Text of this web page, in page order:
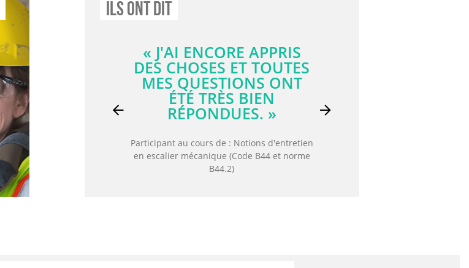
Ils Ont Dit
« L'ENSEIGNANT ÉTAIT
TRÈS EXPÉRIMENTÉ ET
ÉTAIT CAPABLE DE
RÉPONDRE À N'IMPORTE
QUELLE QUESTION ET
EXPÉRIENCE. »
Participant au cours de : Tuyauterie de gaz
Previous Next